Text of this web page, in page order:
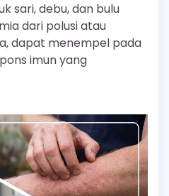
sari, debu, dan bulu
dari polusi atau
dapat menempel pada
imun yang